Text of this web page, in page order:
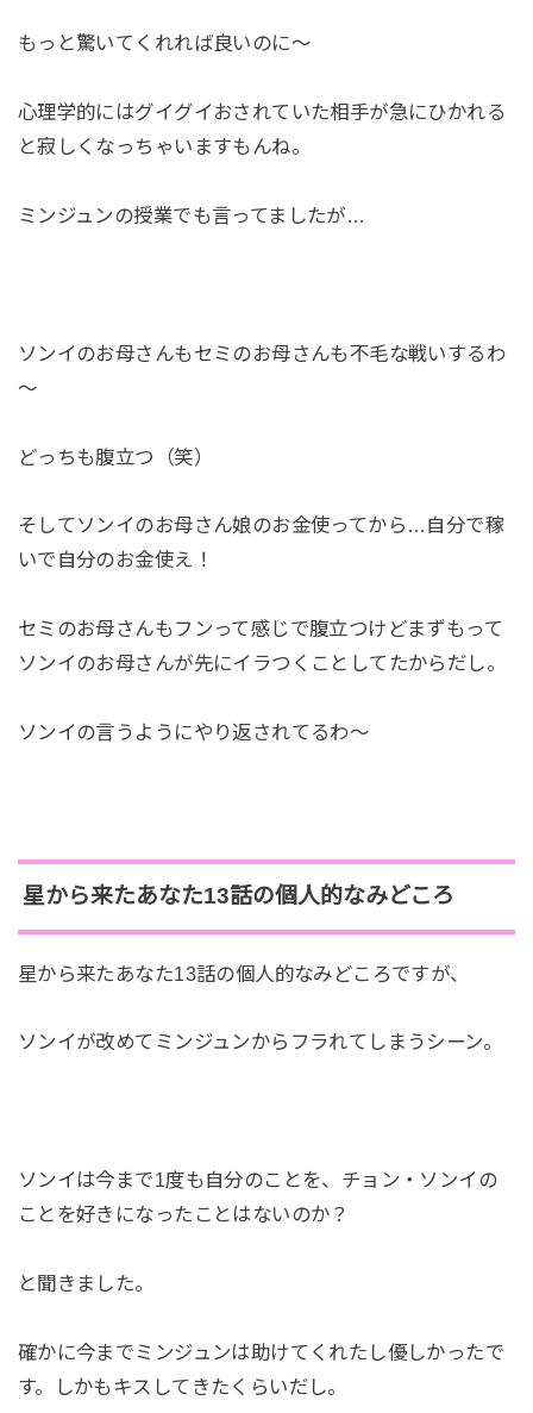
もっと驚いてくれれば良いのに～
心理学的にはグイグイおされていた相手が急にひかれる
と寂しくなっちゃいますもんね。
ミンジュンの授業でも言ってましたが…
ソンイのお母さんもセミのお母さんも不毛な戦いするわ
～
どっちも腹立つ（笑）
そしてソンイのお母さん娘のお金使ってから…自分で稼
いで自分のお金使え！
セミのお母さんもフンって感じで腹立つけどまずもって
ソンイのお母さんが先にイラつくことしてたからだし。
ソンイの言うようにやり返されてるわ～
星から来たあなた13話の個人的なみどころ
星から来たあなた13話の個人的なみどころですが、
ソンイが改めてミンジュンからフラれてしまうシーン。
ソンイは今まで1度も自分のことを、チョン・ソンイの
ことを好きになったことはないのか？
と聞きました。
確かに今までミンジュンは助けてくれたし優しかったで
す。しかもキスしてきたくらいだし。